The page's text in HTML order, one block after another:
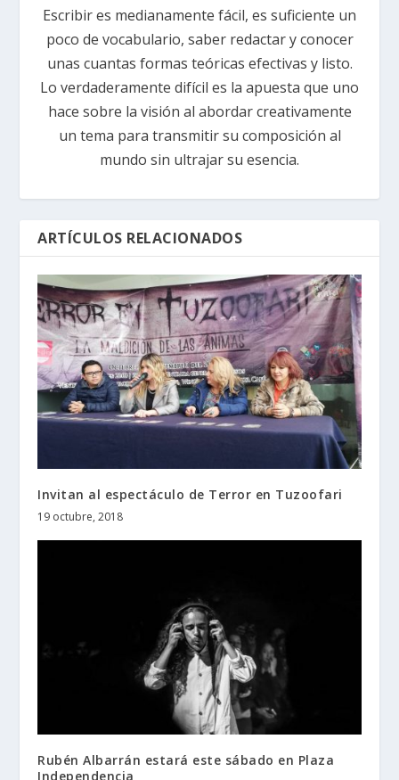
Escribir es medianamente fácil, es suficiente un
poco de vocabulario, saber redactar y conocer
unas cuantas formas teóricas efectivas y listo.
Lo verdaderamente difícil es la apuesta que uno
hace sobre la visión al abordar creativamente
un tema para transmitir su composición al
mundo sin ultrajar su esencia.
ARTÍCULOS RELACIONADOS
Invitan al espectáculo de Terror en Tuzoofari
19 octubre, 2018
Rubén Albarrán estará este sábado en Plaza
Independencia